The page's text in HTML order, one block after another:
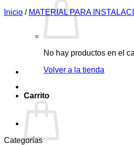
No hay productos en el
Volver a la tienda
Carrito
Inicio / MATERIAL PARA
Categorías